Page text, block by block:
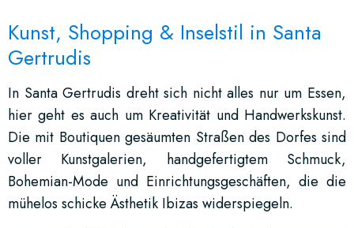
Kunst, Shopping & Inselstil in Santa
Gertrudis
In Santa Gertrudis dreht sich nicht alles nur um Essen,
hier geht es auch um Kreativität und Handwerkskunst.
Die mit Boutiquen gesäumten Straßen des Dorfes sind
voller Kunstgalerien, handgefertigtem Schmuck,
Bohemian-Mode und Einrichtungsgeschäften, die die
mühelos schicke Ästhetik Ibizas widerspiegeln.